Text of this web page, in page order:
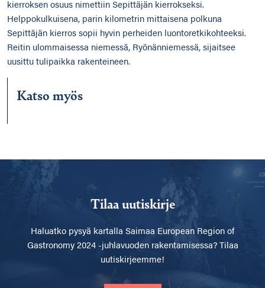
kierroksen osuus nimettiin Sepittäjän kierrokseksi.
Helppokulkuisena, parin kilometrin mittaisena polkuna
Sepittäjän kierros sopii hyvin perheiden luontoretkikohteeksi.
Reitin ulommaisessa niemessä, Ryönänniemessä, sijaitsee
uusittu tulipaikka rakenteineen.
Katso myös
Tilaa uutiskirje
Haluatko pysyä kartalla Saimaa European Region of
Gastronomy 2024 -juhlavuoden rakentamisessa? Tilaa
uutiskirjeemme!